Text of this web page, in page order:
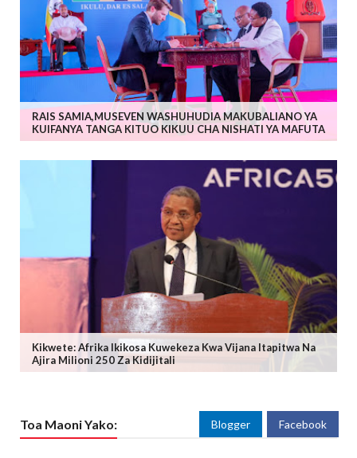
RAIS SAMIA,MUSEVEN WASHUHUDIA MAKUBALIANO YA
KUIFANYA TANGA KITUO KIKUU CHA NISHATI YA MAFUTA
Kikwete: Afrika Ikikosa Kuwekeza Kwa Vijana Itapitwa Na
Ajira Milioni 250 Za Kidijitali
Toa Maoni Yako: Blogger Facebook